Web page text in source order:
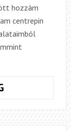
hozzám
centrepin